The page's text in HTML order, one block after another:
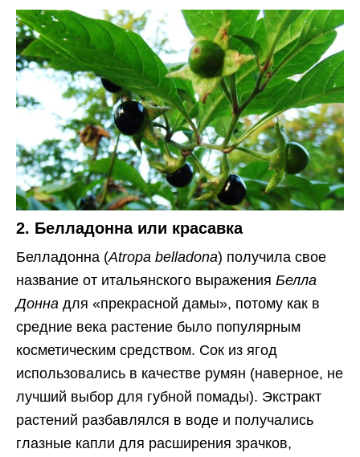
2. Белладонна или красавка
Белладонна (Atropa belladona) получила свое
название от итальянского выражения Белла
Донна для «прекрасной дамы», потому как в
средние века растение было популярным
косметическим средством. Сок из ягод
использовались в качестве румян (наверное, не
лучший выбор для губной помады). Экстракт
растений разбавлялся в воде и получались
глазные капли для расширения зрачков,